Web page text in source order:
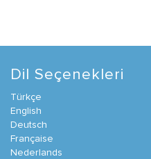
Dil Seçenekleri
Türkçe
English
Deutsch
Française
Nederlands